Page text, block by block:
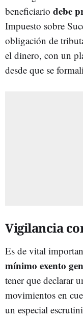
beneficiario debe
Impuesto sobre
obligación de
el dinero, con un
desde que se
Vigilancia
Es de vital
mínimo exento
tener que declarar
movimientos en
un especial